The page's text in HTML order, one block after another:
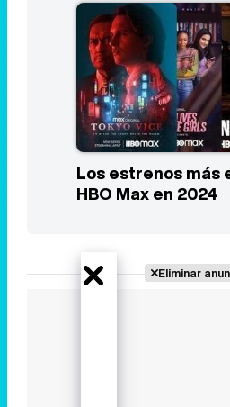
Los estrenos más
HBO Max en 2024
Eliminar